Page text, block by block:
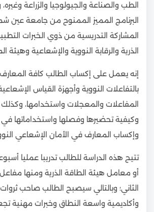
الطب والصناعة والجيولوجيا والزراعة
البرنامج المميز الممنوح من جامعة
المشاركة التدريسية من ذوي الخبرات
الذرية والرقابة النووية والإشعاعية وهيئة
إنه يعمل على إكساب الطالب كافة
بالتفاعلات النووية وأجهزة القياس
المفاعلات والمعجلات واستخدامها، وكذلك
وكيفية تحضيرها وفصلها واستخداماتها في
وإكساب المعارف في الأمان الإشعاعي
تتيح هذه الدراسة للطالب تدريبا عمليا
أو معامل هيئة الطاقة الذرية ومنها
الثاني؛ وبالتالي سيصبح الطالب صاحب
وأكاديمية واسعة النطاق وخبرات مهنية